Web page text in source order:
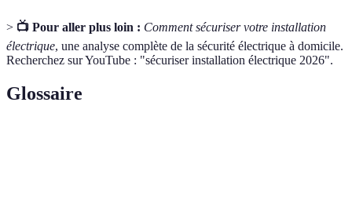
> 📺 Pour aller plus loin : Comment sécuriser votre installation
électrique, une analyse complète de la sécurité électrique à domicile.
Recherchez sur YouTube : "sécuriser installation électrique 2026".
Glossaire